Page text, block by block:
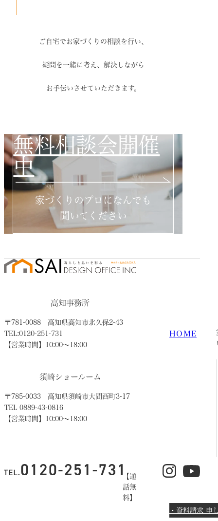
ご自宅でお家づくりの相談を行い、
疑問を一緒に考え、解決しながら
お手伝いさせていただきます。
無料相談会開催
中
家づくりのプロになんでも
聞いてください
高知事務所
〒781-0088 高知県高知市北久保2-43
TEL:0120-251-731
【営業時間】10:00〜18:00
須崎ショールーム
〒785-0033 高知県須崎市大間西町3-17
TEL 0889-43-0816
【営業時間】10:00〜18:00
【通
話無
料】
HOME
・資料請求 申